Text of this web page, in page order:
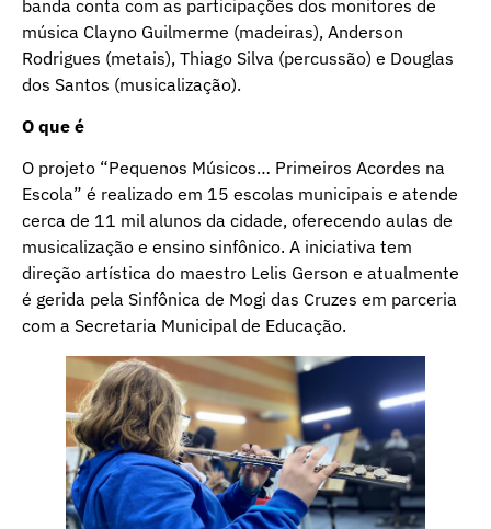
banda conta com as participações dos monitores de
música Clayno Guilmerme (madeiras), Anderson
Rodrigues (metais), Thiago Silva (percussão) e Douglas
dos Santos (musicalização).
O que é
O projeto “Pequenos Músicos… Primeiros Acordes na
Escola” é realizado em 15 escolas municipais e atende
cerca de 11 mil alunos da cidade, oferecendo aulas de
musicalização e ensino sinfônico. A iniciativa tem
direção artística do maestro Lelis Gerson e atualmente
é gerida pela Sinfônica de Mogi das Cruzes em parceria
com a Secretaria Municipal de Educação.